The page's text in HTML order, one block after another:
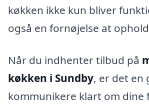
køkken ikke kun bliver
også en fornøjelse at
Når du indhenter tilbud på
køkken i Sundby, er det en
kommunikere klart om